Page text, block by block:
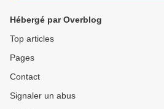
Hébergé par Overblog
Top articles
Pages
Contact
Signaler un abus